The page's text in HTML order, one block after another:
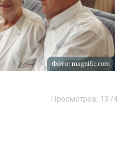
Фото: magnific.com
Просмотров: 1374